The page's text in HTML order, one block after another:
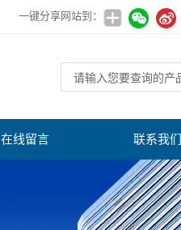
一键分享网站到：
在线留言 联系我们